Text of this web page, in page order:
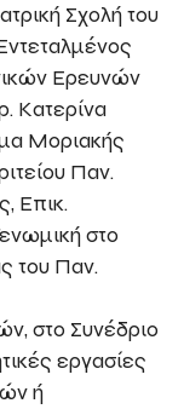
Σχολή του
Ερευνών
Κατερίνα
Μοριακής
Παν.
Επικ.
στο
του Παν.
στο Συνέδριο
εργασίες
ή